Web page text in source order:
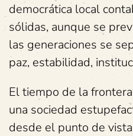
democrática local
sólidas, aunque se
las generaciones se
paz, estabilidad,
El tiempo de la
una sociedad
desde el punto de